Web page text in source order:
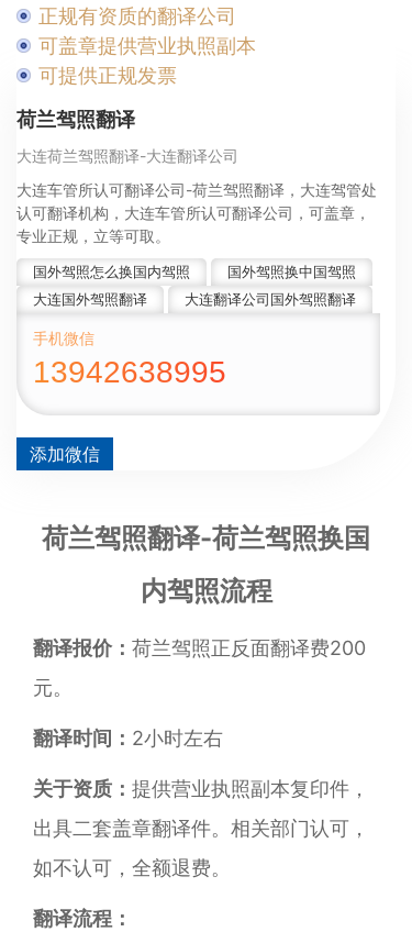
正规有资质的翻译公司
可盖章提供营业执照副本
可提供正规发票
荷兰驾照翻译
大连荷兰驾照翻译-大连翻译公司
大连车管所认可翻译公司-荷兰驾照翻译，大连驾管处
认可翻译机构，大连车管所认可翻译公司，可盖章，
专业正规，立等可取。
国外驾照怎么换国内驾照
国外驾照换中国驾照
大连国外驾照翻译
大连翻译公司国外驾照翻译
手机微信
13942638995
添加微信
荷兰驾照翻译-荷兰驾照换国
内驾照流程
翻译报价： 荷兰驾照正反面翻译费200
元。
翻译时间： 2小时左右
关于资质： 提供营业执照副本复印件，
出具二套盖章翻译件。相关部门认可，
如不认可，全额退费。
翻译流程：